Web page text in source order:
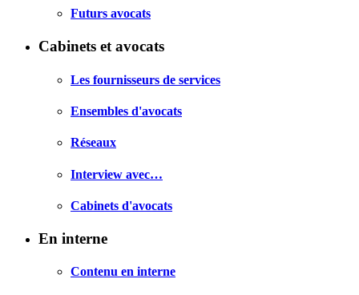
Futurs avocats
Cabinets et avocats
Les fournisseurs de services
Ensembles d'avocats
Réseaux
Interview avec…
Cabinets d'avocats
En interne
Contenu en interne